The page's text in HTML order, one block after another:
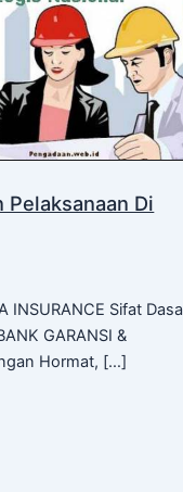
Pelaksanaan Di
INSURANCE Sifat
GARANSI &
Hormat, […]